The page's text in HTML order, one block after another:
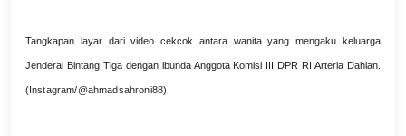
Tangkapan layar dari video cekcok antara wanita yang mengaku keluarga
Jenderal Bintang Tiga dengan ibunda Anggota Komisi III DPR RI Arteria Dahlan.
( Instagram/@ahmadsahroni88)